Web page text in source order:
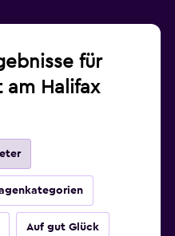
für
am Halifax
Auf gut Glück